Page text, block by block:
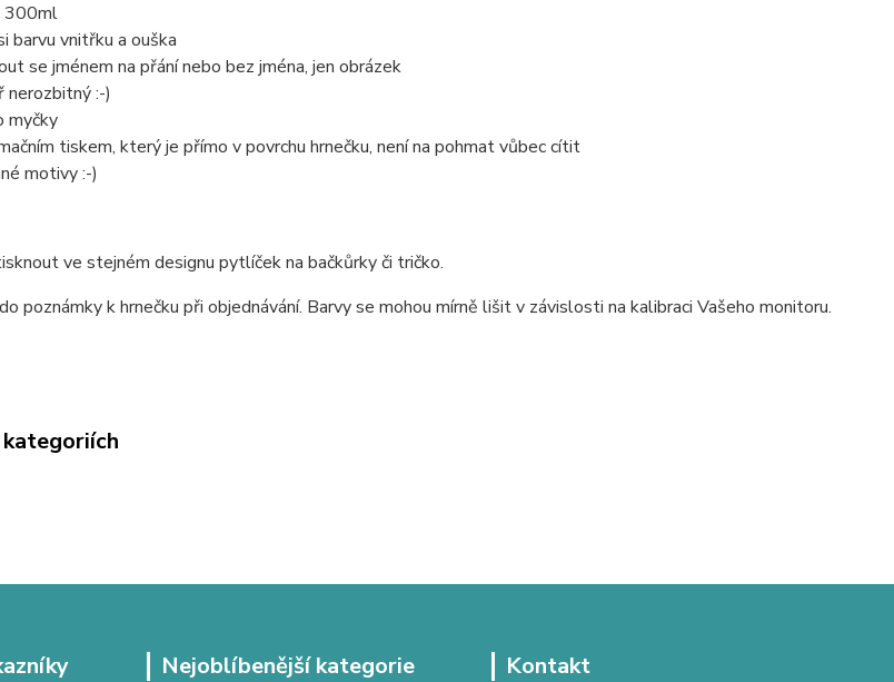
300ml
barvu vnitřku a ouška
se jménem na přání nebo bez jména, jen obrázek
nerozbitný :-)
myčky
tiskem, který je přímo v povrchu hrnečku, není na pohmat vůbec cítit
motivy :-)
ve stejném designu pytlíček na bačkůrky či tričko.
poznámky k hrnečku při objednávání. Barvy se mohou mírně lišit v závislosti na kalibraci Vašeho monitoru.
Nejoblíbenější kategorie Kontakt